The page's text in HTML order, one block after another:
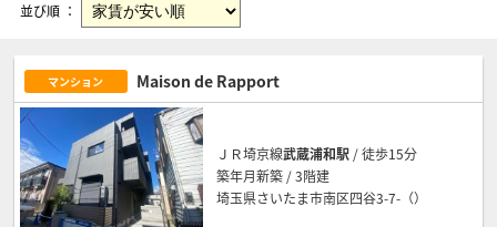
並び順 ：
マンション Maison de Rapport
ＪＲ埼京線武蔵浦和駅 / 徒歩15分
築年月新築 / 3階建
埼玉県さいたま市南区四谷3-7-（）